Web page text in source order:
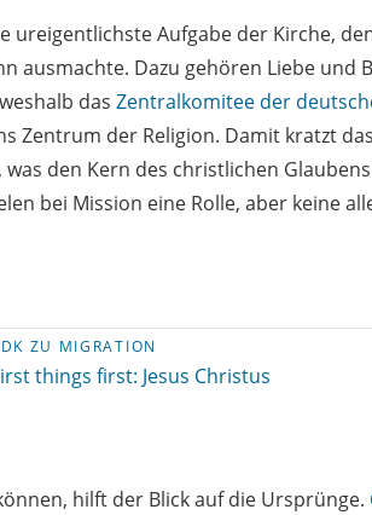
ureigentlichste Aufgabe der Kirche,
ausmachte. Dazu gehören Liebe
das Zentralkomitee der
Zentrum der Religion. Damit kratzt
was den Kern des christlichen
bei Mission eine Rolle, aber keine
ZU MIGRATION
things first: Jesus Christus
hilft der Blick auf die Ursprünge.